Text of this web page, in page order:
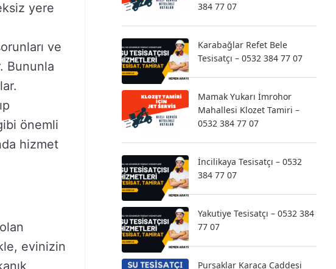
yere
ve
Bununla
önemli
hizmet
evinizin
384 77 07
Karabağlar Refet Bele
Tesisatçı – 0532 384 77 07
Mamak Yukarı İmrohor
Mahallesi Klozet Tamiri –
0532 384 77 07
İncilikaya Tesisatçı – 0532
384 77 07
Yakutiye Tesisatçı – 0532 384
77 07
Pursaklar Karaca Caddesi